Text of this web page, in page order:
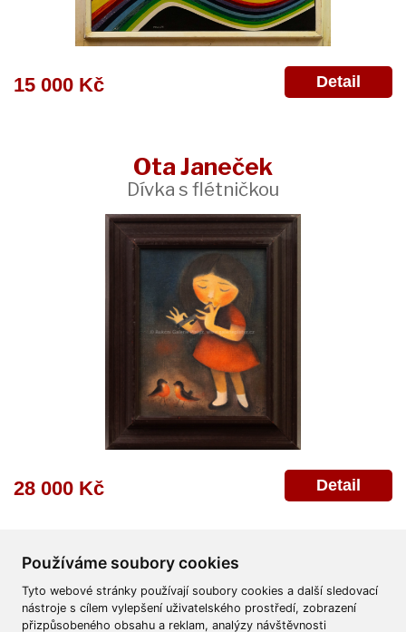
Používáme soubory cookies
Tyto webové stránky používají soubory cookies a další sledovací
nástroje s cílem vylepšení uživatelského prostředí, zobrazení
přizpůsobeného obsahu a reklam, analýzy návštěvnosti
15 000 Kč Detail
Ota Janeček
Dívka s flétničkou
28 000 Kč Detail